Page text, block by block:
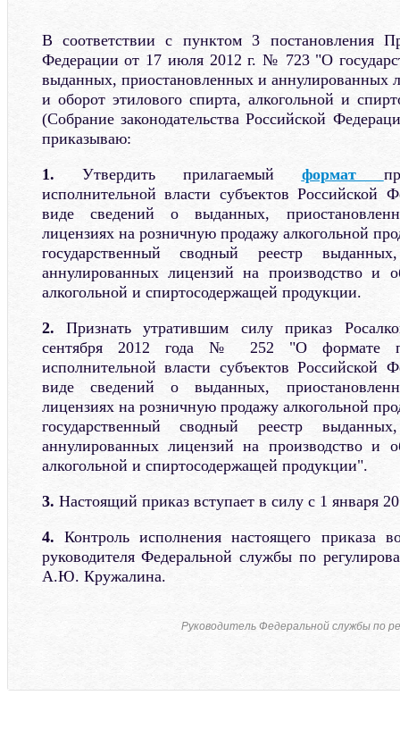
В соответствии с пунктом 3 постановления
Федерации от 17 июля 2012 г. № 723 "О
выданных, приостановленных и аннулированных
и оборот этилового спирта, алкогольной и
(Собрание законодательства Российской
приказываю:
1. Утвердить прилагаемый формат
исполнительной власти субъектов Российской
виде сведений о выданных,
лицензиях на розничную продажу алкогольной
государственный сводный реестр
аннулированных лицензий на производство и
алкогольной и спиртосодержащей продукции.
2. Признать утратившим силу приказ
сентября 2012 года № 252 "О формате
исполнительной власти субъектов Российской
виде сведений о выданных,
лицензиях на розничную продажу алкогольной
государственный сводный реестр
аннулированных лицензий на производство и
алкогольной и спиртосодержащей продукции".
3. Настоящий приказ вступает в силу с 1 января
4. Контроль исполнения настоящего приказа
руководителя Федеральной службы по
А.Ю. Кружалина.
Руководитель Федеральной службы по